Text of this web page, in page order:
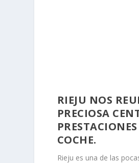
RIEJU NOS
PRECIOSA
COCHE.
Rieju es una de las